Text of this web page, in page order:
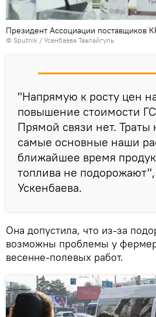
Президент Ассоциации поставщиков
© Sputnik / Усенбаева Таалайгуль
"Напрямую к росту цен
повышение стоимости
Прямой связи нет. Траты
самые основные наши
ближайшее время
топлива не
Ускенбаева.
Она допустила, что из-за
возможны проблемы у
весенне-полевых работ.